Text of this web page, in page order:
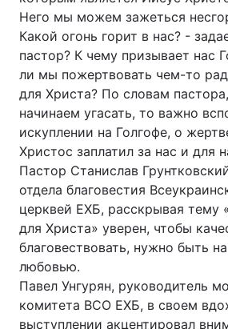
Него мы можем зажеться
Какой огонь горит в нас? -
пастор? К чему призывает нас
ли мы пожертвовать чем-то
для Христа? По словам
начинаем угасать, то важно
искуплении на Голгофе, о
Христос заплатил за нас и для
Пастор Станислав
отдела благовестия
церквей ЕХБ, расскрывая тему
для Христа» уверен, чтобы
благовествовать, нужно быть
любовью.
Павел Унгурян, руководитель
комитета ВСО ЕХБ, в своем
выступлении акцентировал